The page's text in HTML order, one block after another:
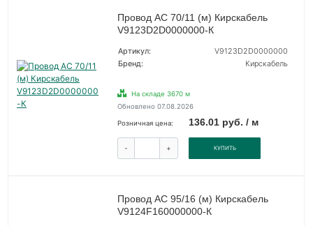
Провод АС 70/11 (м) Кирскабель
V9123D2D0000000-К
Артикул:
V9123D2D0000000
Бренд:
Кирскабель
На складе 3670 м
Обновлено 07.08.2026
Розничная цена: 136.01 руб. / м
- + КУПИТЬ
Провод АС 95/16 (м) Кирскабель
V9124F160000000-К